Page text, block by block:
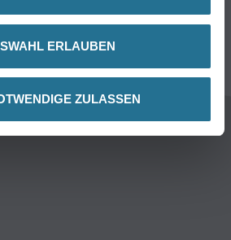
ERLAUBEN
ZULASSEN